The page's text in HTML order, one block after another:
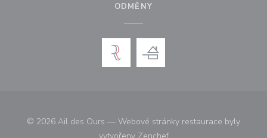
ODMĚNY
© 2026 Ail des Ours — Webové stránky restaurace byly
((otevře se v novém okně))